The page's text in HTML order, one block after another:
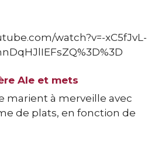
watch?v=-xC5fJvL-
Ale et mets
marient à merveille avec
de plats, en fonction de